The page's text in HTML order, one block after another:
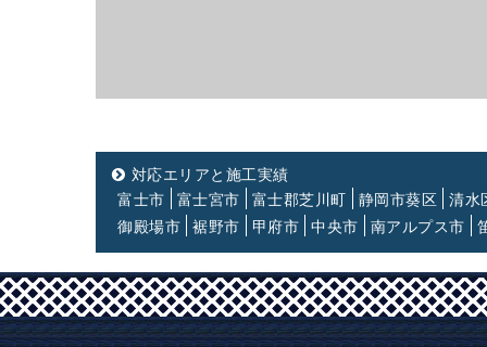
対応エリアと施工実績
富士市
富士宮市 富士郡芝川町 静岡市葵区
清水
御殿場市
裾野市 甲府市 中央市 南アルプス市